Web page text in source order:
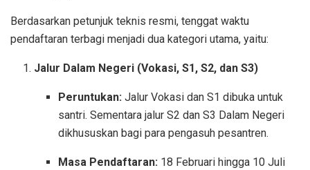
Berdasarkan petunjuk teknis resmi, tenggat waktu
pendaftaran terbagi menjadi dua kategori utama, yaitu:
Jalur Dalam Negeri (Vokasi, S1, S2, dan S3)
Peruntukan:Jalur Vokasi dan S1 dibuka untuk
santri. Sementara jalur S2 dan S3 Dalam Negeri
dikhususkan bagi para pengasuh pesantren.
Masa Pendaftaran:18 Februari hingga 10 Juli